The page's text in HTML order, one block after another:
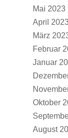
Mai 2023
April
März
Februar
Januar
Oktober
August